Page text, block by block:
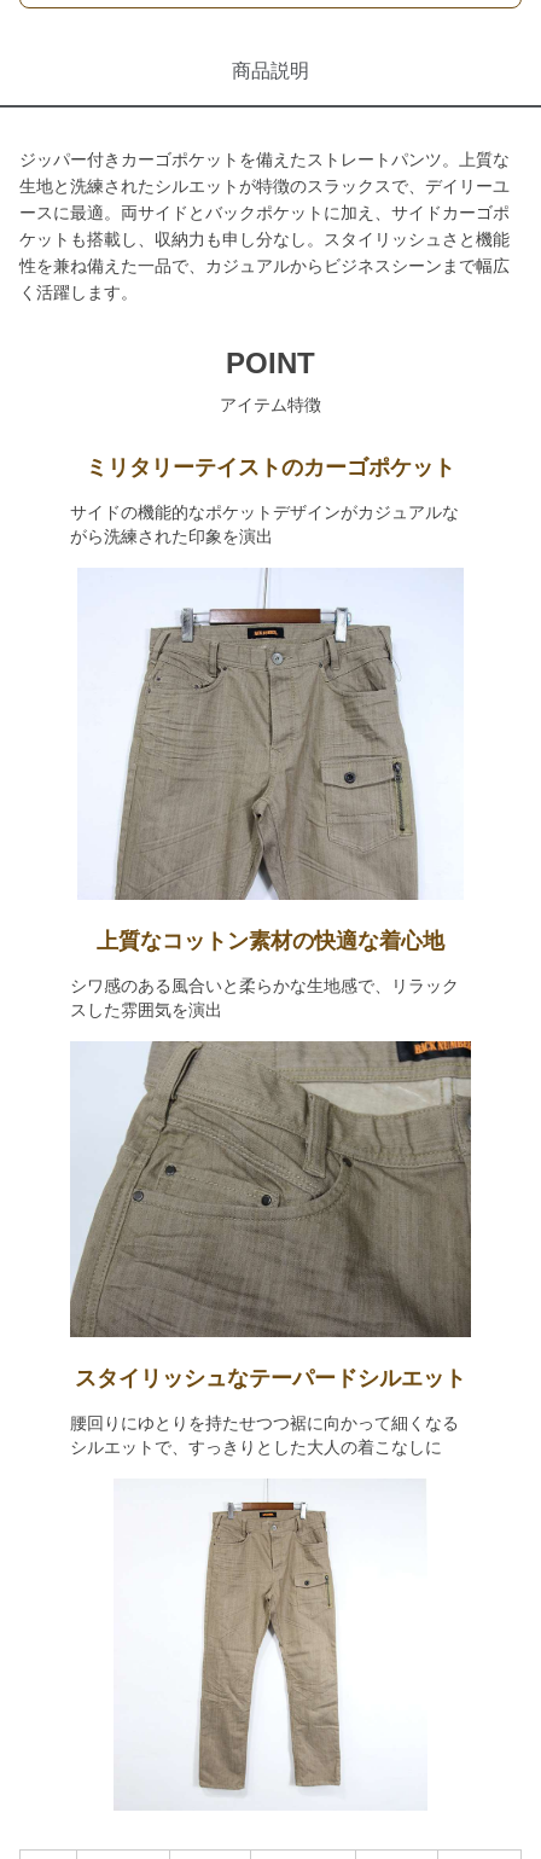
商品説明
ジッパー付きカーゴポケットを備えたストレートパンツ。上質な
生地と洗練されたシルエットが特徴のスラックスで、デイリーユ
ースに最適。両サイドとバックポケットに加え、サイドカーゴポ
ケットも搭載し、収納力も申し分なし。スタイリッシュさと機能
性を兼ね備えた一品で、カジュアルからビジネスシーンまで幅広
く活躍します。
POINT
アイテム特徴
ミリタリーテイストのカーゴポケット
サイドの機能的なポケットデザインがカジュアルな
がら洗練された印象を演出
上質なコットン素材の快適な着心地
シワ感のある風合いと柔らかな生地感で、リラック
スした雰囲気を演出
スタイリッシュなテーパードシルエット
腰回りにゆとりを持たせつつ裾に向かって細くなる
シルエットで、すっきりとした大人の着こなしに